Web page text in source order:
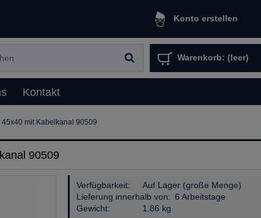
Konto erstellen
Warenkorb: (leer)
Kontakt
mit Kabelkanal 90509
90509
Verfügbarkeit:
Auf Lager (große Menge)
Lieferung innerhalb von: 6 Arbeitstage
Gewicht:
1.86 kg